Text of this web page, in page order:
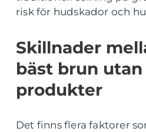
risk för hudskador och
Skillnader
bäst brun utan
produkter
Det finns flera faktorer